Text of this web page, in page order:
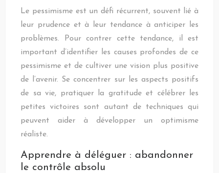
Le pessimisme est un défi récurrent, souvent lié à
leur prudence et à leur tendance à anticiper les
problèmes. Pour contrer cette tendance, il est
important d’identifier les causes profondes de ce
pessimisme et de cultiver une vision plus positive
de l’avenir. Se concentrer sur les aspects positifs
de sa vie, pratiquer la gratitude et célébrer les
petites victoires sont autant de techniques qui
peuvent aider à développer un optimisme
réaliste.
Apprendre à déléguer : abandonner
le contrôle absolu